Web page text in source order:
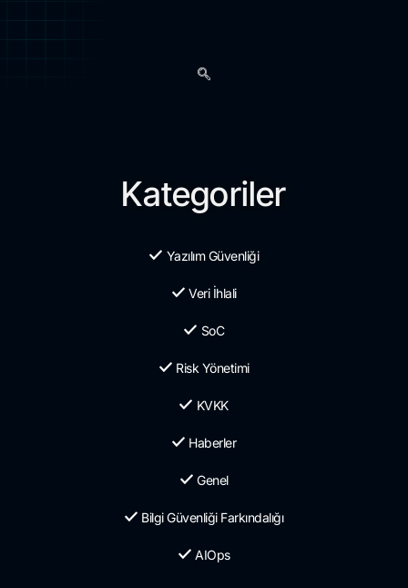
Kategoriler
Yazılım Güvenliği
Veri İhlali
SoC
Risk Yönetimi
KVKK
Haberler
Genel
Bilgi Güvenliği Farkındalığı
AIOps